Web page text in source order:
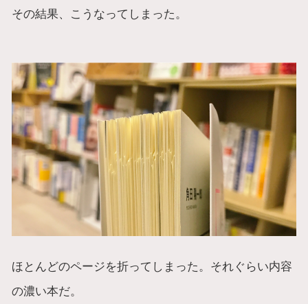
その結果、こうなってしまった。
ほとんどのページを折ってしまった。それぐらい内容
の濃い本だ。